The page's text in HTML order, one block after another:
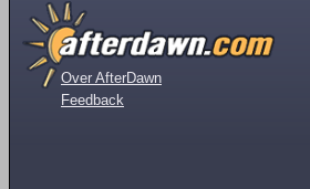
Over AfterDawn
Feedback